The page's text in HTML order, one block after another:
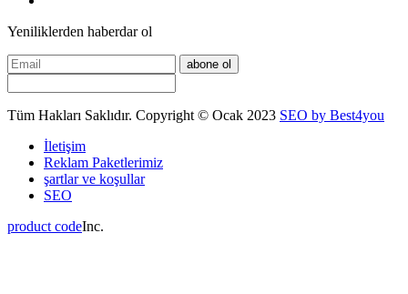
Yeniliklerden haberdar ol
abone ol
Tüm Hakları Saklıdır. Copyright © Ocak 2023 SEO by Best4you
İletişim
Reklam Paketlerimiz
şartlar ve koşullar
SEO
product codeInc.